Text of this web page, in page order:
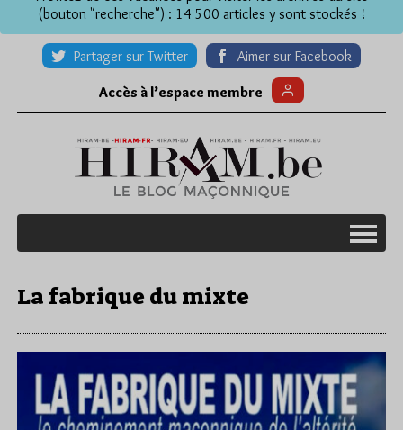
(bouton "recherche") : 14 500 articles y sont stockés !
Partager sur Twitter Aimer sur Facebook
Accès à l’espace membre
La fabrique du mixte